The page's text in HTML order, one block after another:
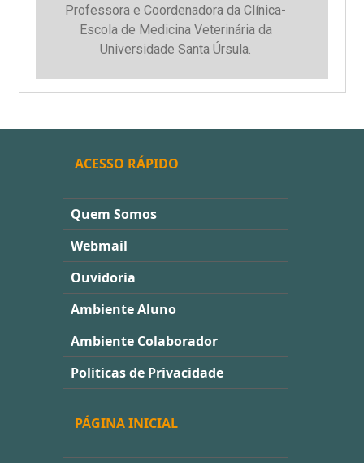
Professora e Coordenadora da Clínica-
Escola de Medicina Veterinária da
Universidade Santa Úrsula.
ACESSO RÁPIDO
Quem Somos
Webmail
Ouvidoria
Ambiente Aluno
Ambiente Colaborador
Politicas de Privacidade
PÁGINA INICIAL